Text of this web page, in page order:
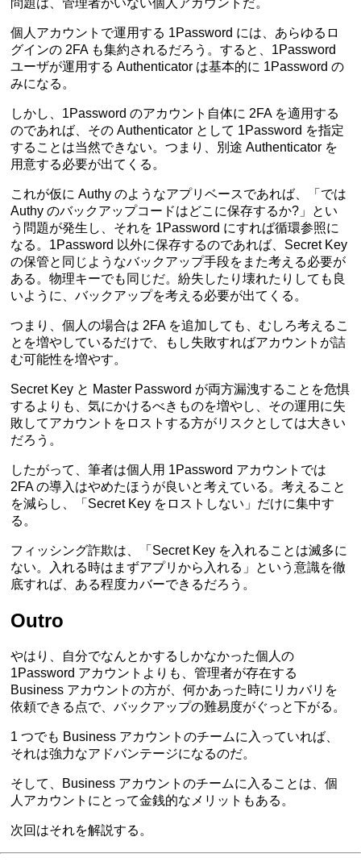
問題は、管理者がいない個人アカウントだ。
個人アカウントで運用する 1Password には、あらゆるロ
グインの 2FA も集約されるだろう。すると、1Password
ユーザが運用する Authenticator は基本的に 1Password の
みになる。
しかし、1Password のアカウント自体に 2FA を適用する
のであれば、その Authenticator として 1Password を指定
することは当然できない。つまり、別途 Authenticator を
用意する必要が出てくる。
これが仮に Authy のようなアプリベースであれば、「では
Authy のバックアップコードはどこに保存するか?」とい
う問題が発生し、それを 1Password にすれば循環参照に
なる。1Password 以外に保存するのであれば、Secret Key
の保管と同じようなバックアップ手段をまた考える必要が
ある。物理キーでも同じだ。紛失したり壊れたりしても良
いように、バックアップを考える必要が出てくる。
つまり、個人の場合は 2FA を追加しても、むしろ考えるこ
とを増やしているだけで、もし失敗すればアカウントが詰
む可能性を増やす。
Secret Key と Master Password が両方漏洩することを危惧
するよりも、気にかけるべきものを増やし、その運用に失
敗してアカウントをロストする方がリスクとしては大きい
だろう。
したがって、筆者は個人用 1Password アカウントでは
2FA の導入はやめたほうが良いと考えている。考えること
を減らし、「Secret Key をロストしない」だけに集中す
る。
フィッシング詐欺は、「Secret Key を入れることは滅多に
ない。入れる時はまずアプリから入れる」という意識を徹
底すれば、ある程度カバーできるだろう。
Outro
やはり、自分でなんとかするしかなかった個人の
1Password アカウントよりも、管理者が存在する
Business アカウントの方が、何かあった時にリカバリを
依頼できる点で、バックアップの難易度がぐっと下がる。
1 つでも Business アカウントのチームに入っていれば、
それは強力なアドバンテージになるのだ。
そして、Business アカウントのチームに入ることは、個
人アカウントにとって金銭的なメリットもある。
次回はそれを解説する。